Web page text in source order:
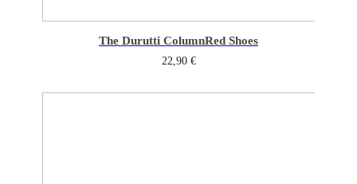
The Durutti ColumnRed Shoes
22,90 €